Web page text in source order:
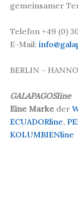
gemeinsamer
Telefon +49 (0)
E-Mail:
BERLIN –
GALAPAGOSline
Eine Marke der
ECUADORline,
KOLUMBIENline